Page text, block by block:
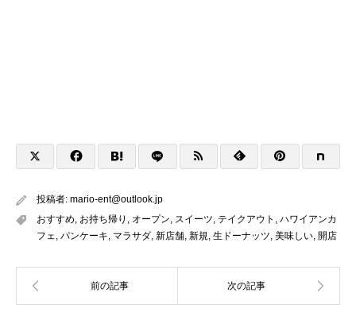
投稿者: mario-ent@outlook.jp
おすすめ お持ち帰り オープン スイーツ テイクアウト
ハワイアンカ
フェ パンケーキ マラサダ 新店舗 新規 生ドーナッツ 美味しい 開店